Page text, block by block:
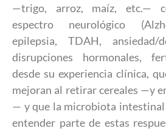
—trigo, arroz, maíz, etc.—
espectro neurológico
epilepsia, TDAH, ansiedad/
disrupciones hormonales,
desde su experiencia clínica,
mejoran al retirar cereales —y
— y que la microbiota intestinal
entender parte de estas